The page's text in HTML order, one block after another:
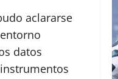
aclararse
datos